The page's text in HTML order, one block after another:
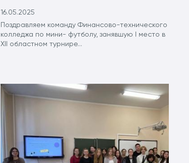
16.05.2025
Поздравляем команду Финансово-технического
колледжа по мини- футболу, занявшую l место в
XII областном турнире...